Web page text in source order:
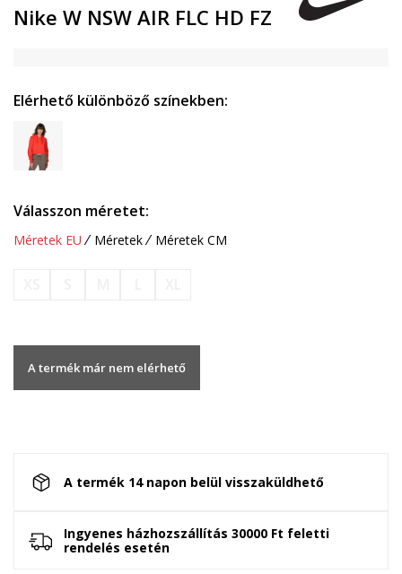
Nike W NSW AIR FLC HD FZ
Elérhető különböző színekben:
Válasszon méretet:
Méretek EU Méretek Méretek CM
A termék már nem elérhető
A termék 14 napon belül visszaküldhető
Ingyenes házhozszállítás 30000 Ft feletti
rendelés esetén